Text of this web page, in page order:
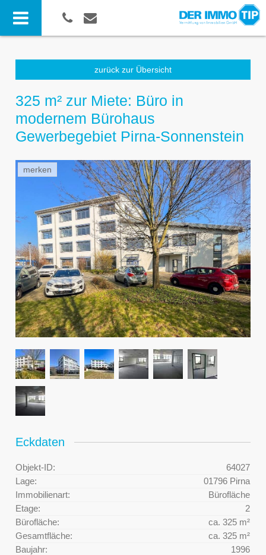
zurück zur Übersicht
325 m² zur Miete: Büro in
modernem Bürohaus
Gewerbegebiet Pirna-Sonnenstein
merken
Eckdaten
Objekt-ID:
64027
Lage:
01796 Pirna
Immobilienart:
Bürofläche
Etage:
2
Bürofläche:
ca. 325 m²
Gesamtfläche:
ca. 325 m²
Baujahr:
1996